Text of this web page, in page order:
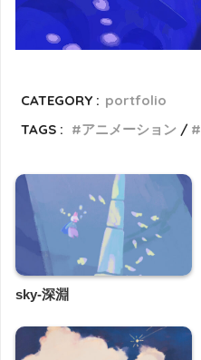
CATEGORY : portfolio
TAGS :
アニメーション
sky-深淵